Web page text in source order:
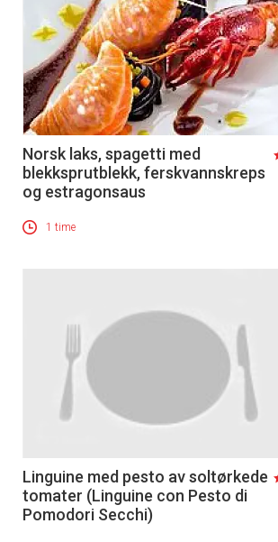
Norsk laks, spagetti med
blekksprutblekk, ferskvannskreps
og estragonsaus
1 time
Linguine med pesto av soltørkede
tomater (Linguine con Pesto di
Pomodori Secchi)